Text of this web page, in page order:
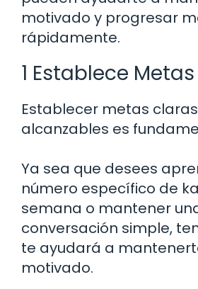
motivado y progresar
rápidamente.
1 Establece
Establecer metas
alcanzables es
Ya sea que desees
número específico de
semana o mantener
conversación simple,
te ayudará a
motivado.